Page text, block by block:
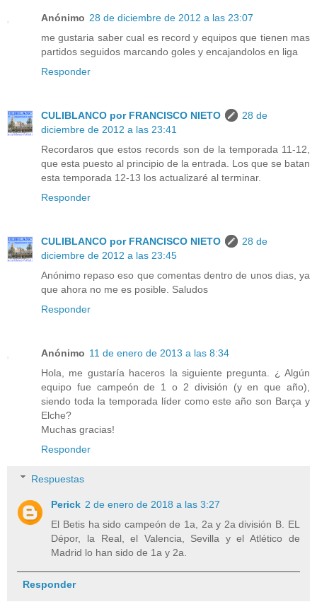
Anónimo 28 de diciembre de 2012 a las 23:07
me gustaria saber cual es record y equipos que tienen mas
partidos seguidos marcando goles y encajandolos en liga
Responder
CULIBLANCO por FRANCISCO NIETO
28 de
diciembre de 2012 a las 23:41
Recordaros que estos records son de la temporada 11-12,
que esta puesto al principio de la entrada. Los que se batan
esta temporada 12-13 los actualizaré al terminar.
Responder
CULIBLANCO por FRANCISCO NIETO
28 de
diciembre de 2012 a las 23:45
Anónimo repaso eso que comentas dentro de unos dias, ya
que ahora no me es posible. Saludos
Responder
Anónimo 11 de enero de 2013 a las 8:34
Hola, me gustaría haceros la siguiente pregunta. ¿ Algún
equipo fue campeón de 1 o 2 división (y en que año),
siendo toda la temporada líder como este año son Barça y
Elche?
Muchas gracias!
Responder
Respuestas
Perick 2 de enero de 2018 a las 3:27
El Betis ha sido campeón de 1a, 2a y 2a división B. EL
Dépor, la Real, el Valencia, Sevilla y el Atlético de
Madrid lo han sido de 1a y 2a.
Responder